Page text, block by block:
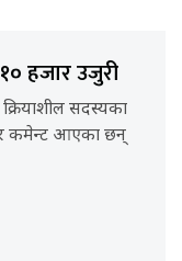
हजार उजुरी
क्रियाशील सदस्यका
कमेन्ट आएका छन्